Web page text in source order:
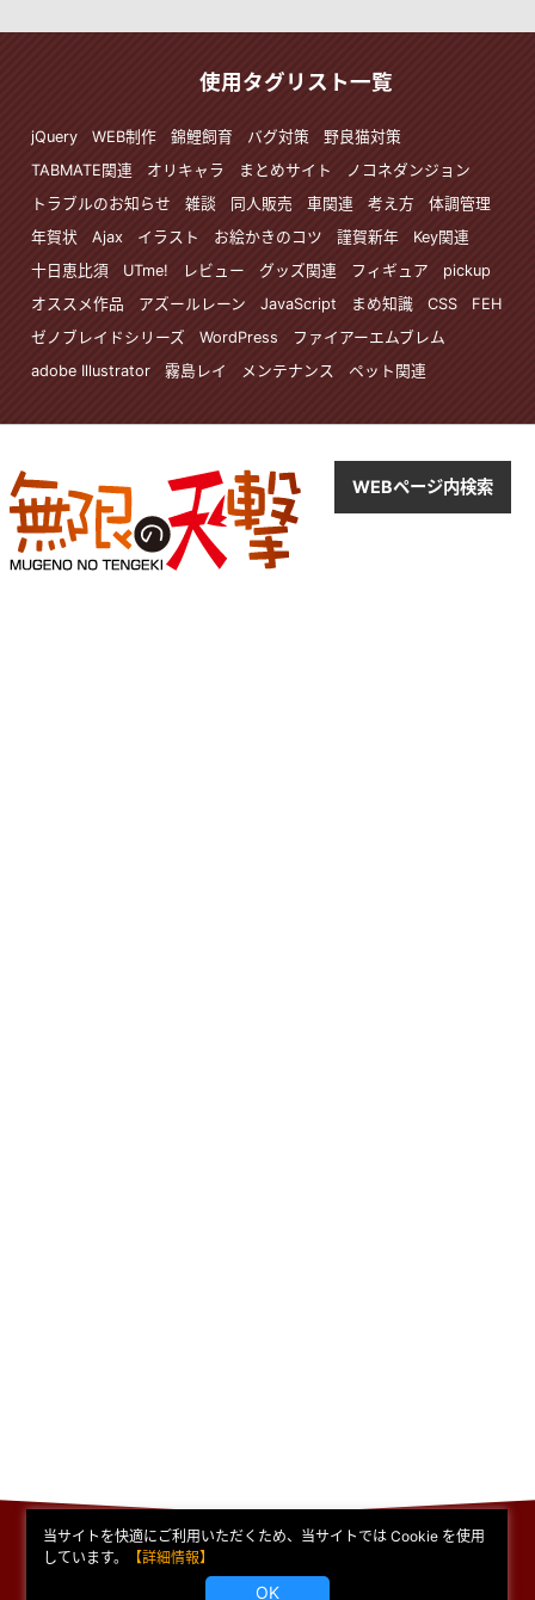
使用タグリスト一覧
jQuery WEB制作 錦鯉飼育 バグ対策
野良猫対策
TABMATE関連
オリキャラ まとめサイト
ノコネダンジョン
トラブルのお知らせ
雑談 同人販売 車関連 考え方
体調管理
年賀状
Ajax イラスト お絵かきのコツ 謹賀新年
Key関連
十日恵比須
UTme! レビュー グッズ関連 フィギュア
pickup
オススメ作品
アズールレーン JavaScript まめ知識 CSS
FEH
ゼノブレイドシリーズ
WordPress
ファイアーエムブレム
adobe Illustrator
霧島レイ メンテナンス ペット関連
WEBページ内検索
当サイトを快適にご利用いただくため、当サイトでは Cookie を使用
しています。
【詳細情報】
OK